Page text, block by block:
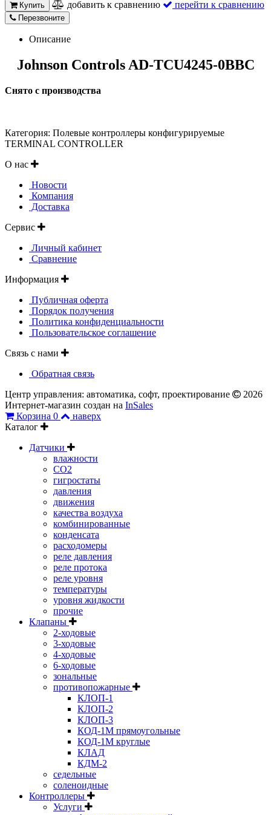
Купить добавить к сравнению перейти к сравнению
Перезвоните
Описание
Johnson Controls AD-TCU4245-0BBC
Снято с производства
Категория: Полевые контроллеры конфигурируемые
TERMINAL CONTROLLER
О нас
Новости
Компания
Доставка
Сервис
Личный кабинет
Сравнение
Информация
Публичная оферта
Порядок получения
Политика конфиденциальности
Пользовательское соглашение
Связь с нами
Обратная связь
Центр управления: автоматика, софт, проектирование
2026
Интернет-магазин создан на InSales
Корзина 0
наверх
Каталог
Датчики
влажности
CO2
гигростаты
давления
движения
качества воздуха
комбинированные
конденсата
расходомеры
реле давления
реле протока
реле уровня
температуры
уровня жидкости
прочие
Клапаны
2-ходовые
3-ходовые
4-ходовые
6-ходовые
зональные
противопожарные
КЛОП-1
КЛОП-2
КЛОП-3
КОД-1М прямоугольные
КОД-1М круглые
КЛАД
КДМ-2
седельные
соленоидные
Контроллеры
Услуги